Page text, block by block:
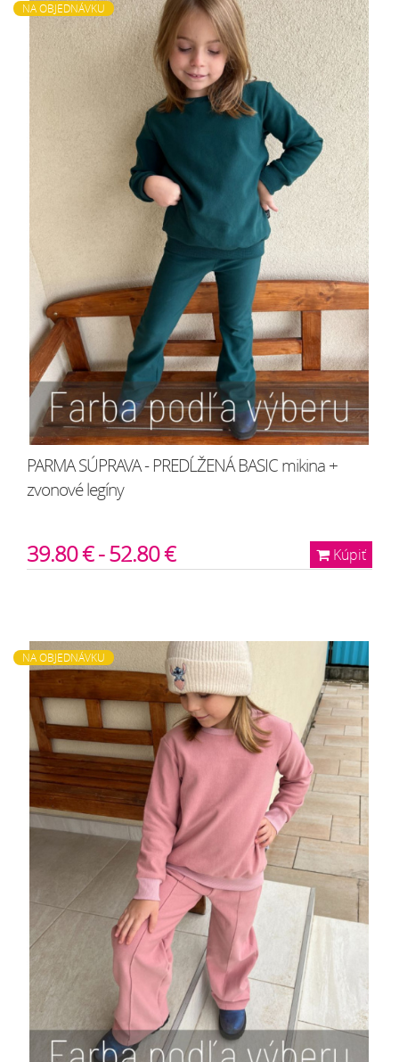
NA OBJEDNÁVKU
PARMA SÚPRAVA - PREDĹŽENÁ BASIC mikina +
zvonové legíny
Kúpiť
39.80 € - 52.80 €
NA OBJEDNÁVKU